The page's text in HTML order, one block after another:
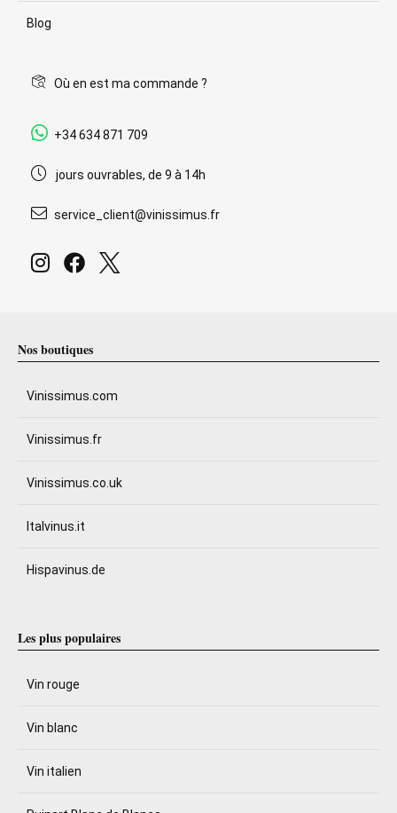
Blog
Où en est ma commande ?
+34 634 871 709
jours ouvrables, de 9 à 14h
service_client@vinissimus.fr
Nos boutiques
Vinissimus.com
Vinissimus.fr
Vinissimus.co.uk
Italvinus.it
Hispavinus.de
Les plus populaires
Vin rouge
Vin blanc
Vin italien